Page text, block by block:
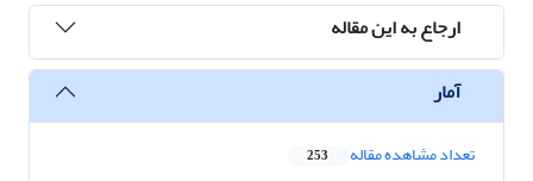
ارجاع به این مقاله
آمار
تعداد مشاهده مقاله 253